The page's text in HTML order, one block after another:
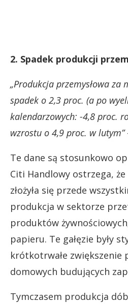
2. Spadek produkcji
„Produkcja przemysłowa za
spadek o 2,3 proc. (a po
kalendarzowych: -4,8 proc.
wzrostu o 4,9 proc. w lutym”
Te dane są stosunkowo
Citi Handlowy ostrzega,
złożyła się przede
produkcja w sektorze
produktów
papieru. Te gałęzie były
krótkotrwałe
domowych budujących
Tymczasem produkcja